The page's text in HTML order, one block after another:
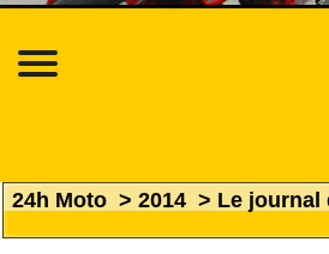
24h Moto > 2014 > Le journal